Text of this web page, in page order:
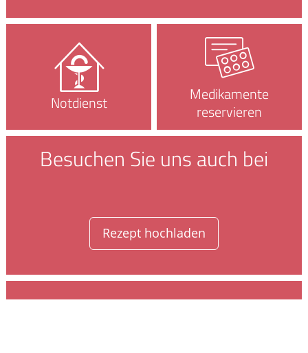
Notdienst
Medikamente
reservieren
Besuchen Sie uns auch bei
Rezept hochladen